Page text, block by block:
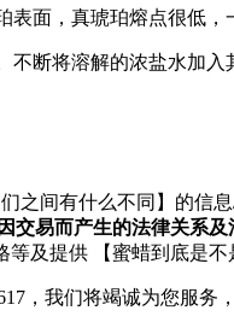
表面，真琥珀熔点很低
不断将溶解的浓盐水加
之间有什么不同】的信
易而产生的法律关系
及提供 【蜜蜡到底是
，我们将竭诚为您服务